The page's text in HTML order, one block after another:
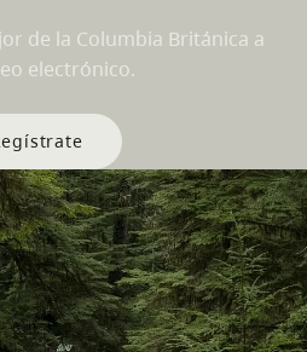
de la Columbia Británica a
electrónico.
Nuestros Sitios